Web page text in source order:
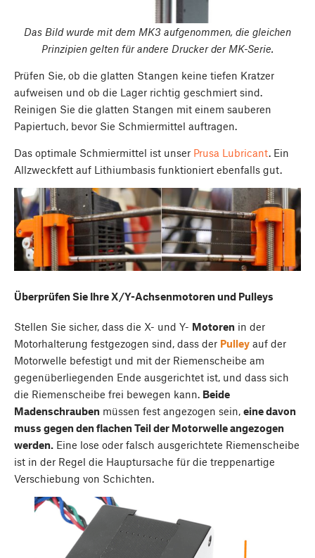
Das Bild wurde mit dem MK3 aufgenommen, die gleichen
Prinzipien gelten für andere Drucker der MK-Serie.
Prüfen Sie, ob die glatten Stangen keine tiefen Kratzer
aufweisen und ob die Lager richtig geschmiert sind.
Reinigen Sie die glatten Stangen mit einem sauberen
Papiertuch, bevor Sie Schmiermittel auftragen.
Das optimale Schmiermittel ist unser Prusa Lubricant. Ein
Allzweckfett auf Lithiumbasis funktioniert ebenfalls gut.
Überprüfen Sie Ihre X/Y-Achsenmotoren und Pulleys
Stellen Sie sicher, dass die X- und Y- Motoren in der
Motorhalterung festgezogen sind, dass der Pulley auf der
Motorwelle befestigt und mit der Riemenscheibe am
gegenüberliegenden Ende ausgerichtet ist, und dass sich
die Riemenscheibe frei bewegen kann. Beide
Madenschrauben müssen fest angezogen sein, eine davon
muss gegen den flachen Teil der Motorwelle angezogen
werden. Eine lose oder falsch ausgerichtete Riemenscheibe
ist in der Regel die Hauptursache für die treppenartige
Verschiebung von Schichten.